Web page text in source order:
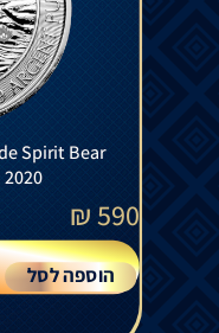
Spirit Bear
2020
590
₪
הוספה לסל